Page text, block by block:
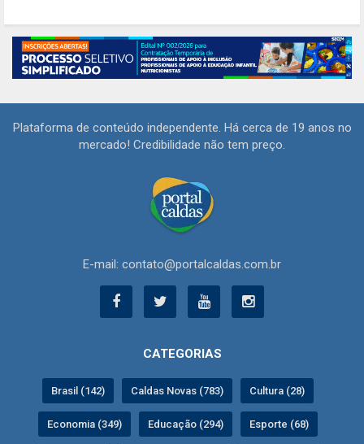
Plataforma de conteúdo independente. Há cerca de 19 anos no
mercado! Credibilidade não tem preço.
E-mail: contato@portalcaldas.com.br
CATEGORIAS
Brasil (142) Caldas Novas (783) Cultura (28)
Economia (349) Educação (294) Esporte (68)